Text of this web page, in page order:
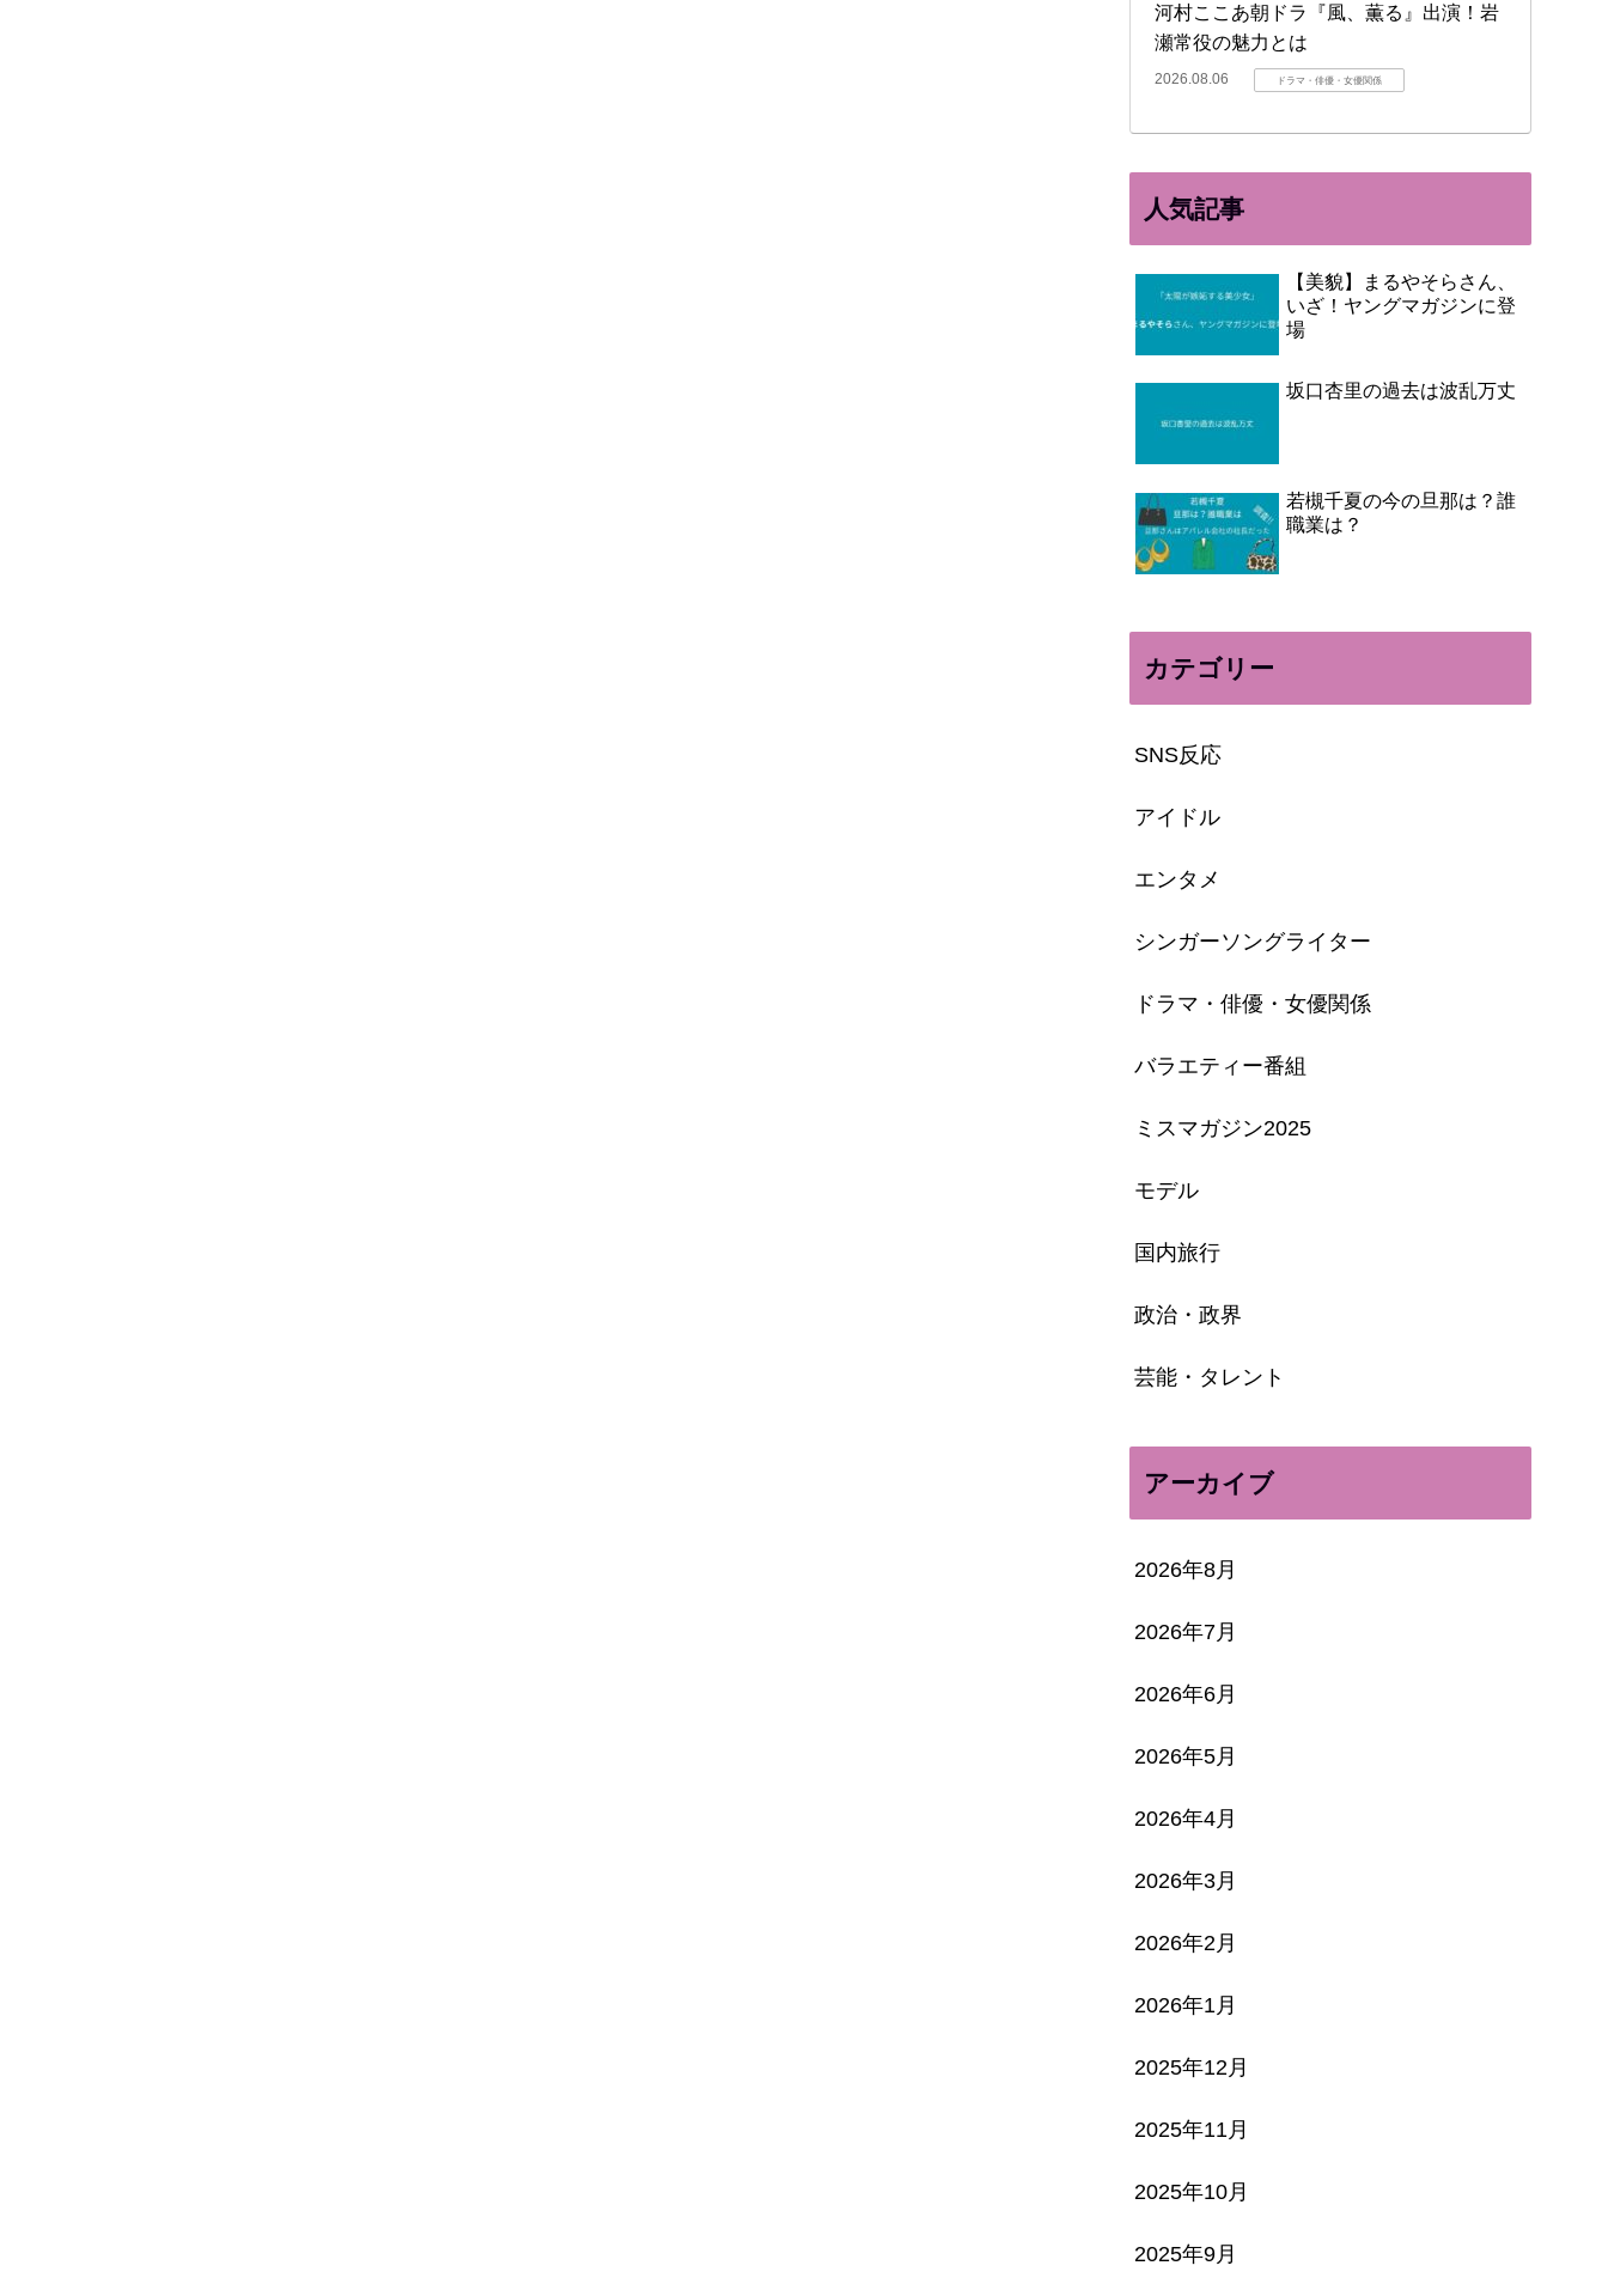
河村ここあ朝ドラ『風、薫る』出演！岩
瀬常役の魅力とは
2026.08.06 ドラマ・俳優・女優関係
人気記事
【美貌】まるやそらさん、
いざ！ヤングマガジンに登
場
坂口杏里の過去は波乱万丈
若槻千夏の今の旦那は？誰
職業は？
カテゴリー
SNS反応
アイドル
エンタメ
シンガーソングライター
ドラマ・俳優・女優関係
バラエティー番組
ミスマガジン2025
モデル
国内旅行
政治・政界
芸能・タレント
アーカイブ
2026年8月
2026年7月
2026年6月
2026年5月
2026年4月
2026年3月
2026年2月
2026年1月
2025年12月
2025年11月
2025年10月
2025年9月